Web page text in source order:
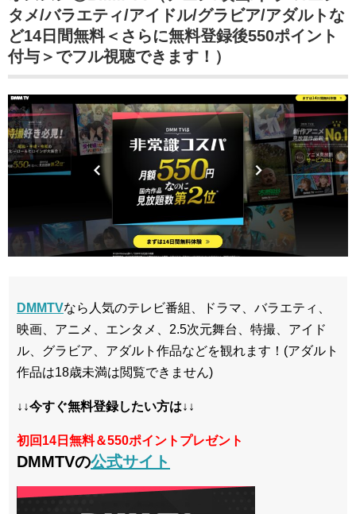
タメ/バラエティ/アイドル/グラビア/アダルトな
ど14日間無料＜さらに無料登録後550ポイント
付与＞でフル視聴できます！）
DMMTVなら人気のテレビ番組、ドラマ、バラエティ、
映画、アニメ、エンタメ、2.5次元舞台、特撮、アイド
ル、グラビア、アダルト作品などを観れます！(アダルト
作品は18歳未満は閲覧できません)
↓↓今すぐ無料登録したい方は↓↓
初回14日無料＆550ポイントプレゼント
DMMTVの公式サイト